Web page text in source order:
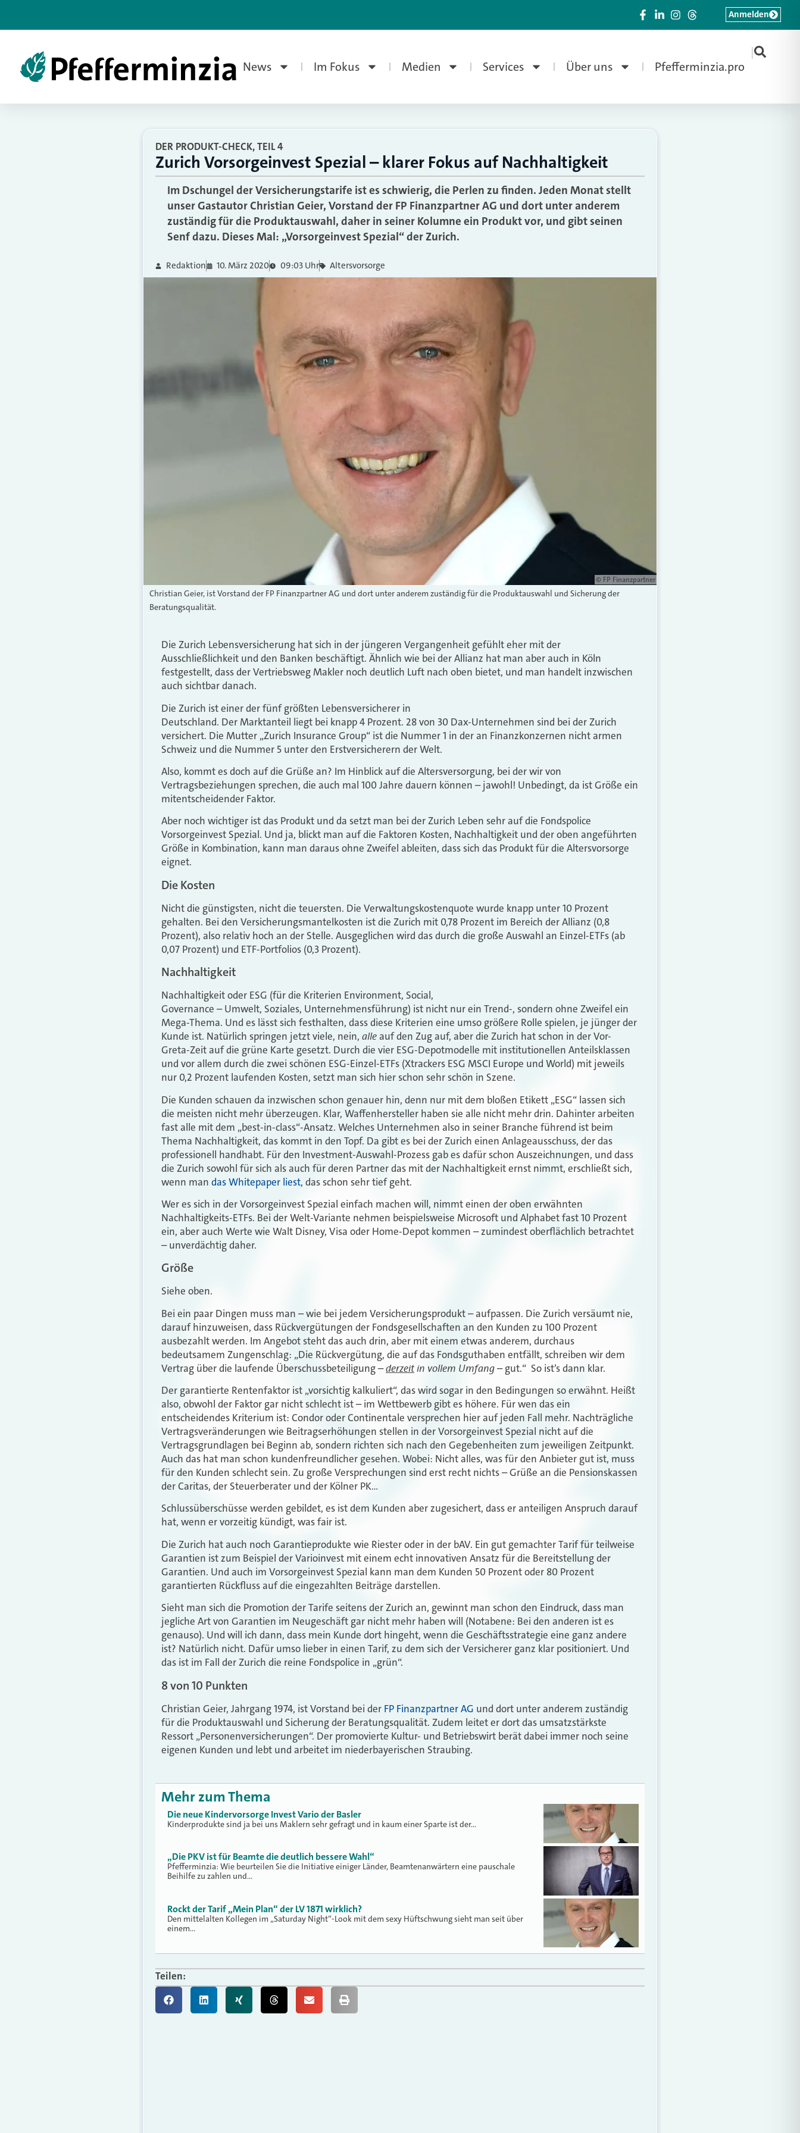
News Im Fokus Medien Services Über uns Pfefferminzia.pro
|
Anmelden
DER PRODUKT-CHECK, TEIL 4
Zurich Vorsorgeinvest Spezial – klarer Fokus auf Nachhaltigkeit
Im Dschungel der Versicherungstarife ist es schwierig, die Perlen zu finden. Jeden Monat stellt
unser Gastautor Christian Geier, Vorstand der FP Finanzpartner AG und dort unter anderem
zuständig für die Produktauswahl, daher in seiner Kolumne ein Produkt vor, und gibt seinen
Senf dazu. Dieses Mal: „Vorsorgeinvest Spezial“ der Zurich.
Redaktion 10. März 2020 09:03 Uhr Altersvorsorge
© FP Finanzpartner
Christian Geier, ist Vorstand der FP Finanzpartner AG und dort unter anderem zuständig für die Produktauswahl und Sicherung der
Beratungsqualität.
Die Zurich Lebensversicherung hat sich in der jüngeren Vergangenheit gefühlt eher mit der
Ausschließlichkeit und den Banken beschäftigt. Ähnlich wie bei der Allianz hat man aber auch in Köln
festgestellt, dass der Vertriebsweg Makler noch deutlich Luft nach oben bietet, und man handelt inzwischen
auch sichtbar danach.
Die Zurich ist einer der fünf größten Lebensversicherer in
Deutschland. Der Marktanteil liegt bei knapp 4 Prozent. 28 von 30 Dax-Unternehmen sind bei der Zurich
versichert. Die Mutter „Zurich Insurance Group“ ist die Nummer 1 in der an Finanzkonzernen nicht armen
Schweiz und die Nummer 5 unter den Erstversicherern der Welt.
Also, kommt es doch auf die Grüße an? Im Hinblick auf die Altersversorgung, bei der wir von
Vertragsbeziehungen sprechen, die auch mal 100 Jahre dauern können – jawohl! Unbedingt, da ist Größe ein
mitentscheidender Faktor.
Aber noch wichtiger ist das Produkt und da setzt man bei der Zurich Leben sehr auf die Fondspolice
Vorsorgeinvest Spezial. Und ja, blickt man auf die Faktoren Kosten, Nachhaltigkeit und der oben angeführten
Größe in Kombination, kann man daraus ohne Zweifel ableiten, dass sich das Produkt für die Altersvorsorge
eignet.
Die Kosten
Nicht die günstigsten, nicht die teuersten. Die Verwaltungskostenquote wurde knapp unter 10 Prozent
gehalten. Bei den Versicherungsmantelkosten ist die Zurich mit 0,78 Prozent im Bereich der Allianz (0,8
Prozent), also relativ hoch an der Stelle. Ausgeglichen wird das durch die große Auswahl an Einzel-ETFs (ab
0,07 Prozent) und ETF-Portfolios (0,3 Prozent).
Nachhaltigkeit
Nachhaltigkeit oder ESG (für die Kriterien Environment, Social,
Governance – Umwelt, Soziales, Unternehmensführung) ist nicht nur ein Trend-, sondern ohne Zweifel ein
Mega-Thema. Und es lässt sich festhalten, dass diese Kriterien eine umso größere Rolle spielen, je jünger der
Kunde ist. Natürlich springen jetzt viele, nein, alleauf den Zug auf, aber die Zurich hat schon in der Vor-
Greta-Zeit auf die grüne Karte gesetzt. Durch die vier ESG-Depotmodelle mit institutionellen Anteilsklassen
und vor allem durch die zwei schönen ESG-Einzel-ETFs (Xtrackers ESG MSCI Europe und World) mit jeweils
nur 0,2 Prozent laufenden Kosten, setzt man sich hier schon sehr schön in Szene.
Die Kunden schauen da inzwischen schon genauer hin, denn nur mit dem bloßen Etikett „ESG“ lassen sich
die meisten nicht mehr überzeugen. Klar, Waffenhersteller haben sie alle nicht mehr drin. Dahinter arbeiten
fast alle mit dem „best-in-class“-Ansatz. Welches Unternehmen also in seiner Branche führend ist beim
Thema Nachhaltigkeit, das kommt in den Topf. Da gibt es bei der Zurich einen Anlageausschuss, der das
professionell handhabt. Für den Investment-Auswahl-Prozess gab es dafür schon Auszeichnungen, und dass
die Zurich sowohl für sich als auch für deren Partner das mit der Nachhaltigkeit ernst nimmt, erschließt sich,
wenn man das Whitepaper liest, das schon sehr tief geht.
Wer es sich in der Vorsorgeinvest Spezial einfach machen will, nimmt einen der oben erwähnten
Nachhaltigkeits-ETFs. Bei der Welt-Variante nehmen beispielsweise Microsoft und Alphabet fast 10 Prozent
ein, aber auch Werte wie Walt Disney, Visa oder Home-Depot kommen – zumindest oberflächlich betrachtet
– unverdächtig daher.
Größe
Siehe oben.
Bei ein paar Dingen muss man – wie bei jedem Versicherungsprodukt – aufpassen. Die Zurich versäumt nie,
darauf hinzuweisen, dass Rückvergütungen der Fondsgesellschaften an den Kunden zu 100 Prozent
ausbezahlt werden. Im Angebot steht das auch drin, aber mit einem etwas anderem, durchaus
bedeutsamem Zungenschlag: „Die Rückvergütung, die auf das Fondsguthaben entfällt, schreiben wir dem
Vertrag über die laufende Überschussbeteiligung –derzeitin vollem Umfang– gut.“ So ist’s dann klar.
Der garantierte Rentenfaktor ist „vorsichtig kalkuliert“, das wird sogar in den Bedingungen so erwähnt. Heißt
also, obwohl der Faktor gar nicht schlecht ist – im Wettbewerb gibt es höhere. Für wen das ein
entscheidendes Kriterium ist: Condor oder Continentale versprechen hier auf jeden Fall mehr. Nachträgliche
Vertragsveränderungen wie Beitragserhöhungen stellen in der Vorsorgeinvest Spezial nicht auf die
Vertragsgrundlagen bei Beginn ab, sondern richten sich nach den Gegebenheiten zum jeweiligen Zeitpunkt.
Auch das hat man schon kundenfreundlicher gesehen. Wobei: Nicht alles, was für den Anbieter gut ist, muss
für den Kunden schlecht sein. Zu große Versprechungen sind erst recht nichts – Grüße an die Pensionskassen
der Caritas, der Steuerberater und der Kölner PK…
Schlussüberschüsse werden gebildet, es ist dem Kunden aber zugesichert, dass er anteiligen Anspruch darauf
hat, wenn er vorzeitig kündigt, was fair ist.
Die Zurich hat auch noch Garantieprodukte wie Riester oder in der bAV. Ein gut gemachter Tarif für teilweise
Garantien ist zum Beispiel der Varioinvest mit einem echt innovativen Ansatz für die Bereitstellung der
Garantien. Und auch im Vorsorgeinvest Spezial kann man dem Kunden 50 Prozent oder 80 Prozent
garantierten Rückfluss auf die eingezahlten Beiträge darstellen.
Sieht man sich die Promotion der Tarife seitens der Zurich an, gewinnt man schon den Eindruck, dass man
jegliche Art von Garantien im Neugeschäft gar nicht mehr haben will (Notabene: Bei den anderen ist es
genauso). Und will ich dann, dass mein Kunde dort hingeht, wenn die Geschäftsstrategie eine ganz andere
ist? Natürlich nicht. Dafür umso lieber in einen Tarif, zu dem sich der Versicherer ganz klar positioniert. Und
das ist im Fall der Zurich die reine Fondspolice in „grün“.
8 von 10 Punkten
Christian Geier, Jahrgang 1974, ist Vorstand bei der FP Finanzpartner AG und dort unter anderem zuständig
für die Produktauswahl und Sicherung der Beratungsqualität. Zudem leitet er dort das umsatzstärkste
Ressort „Personenversicherungen“. Der promovierte Kultur- und Betriebswirt berät dabei immer noch seine
eigenen Kunden und lebt und arbeitet im niederbayerischen Straubing.
Mehr zum Thema
Die neue Kindervorsorge Invest Vario der Basler
Kinderprodukte sind ja bei uns Maklern sehr gefragt und in kaum einer Sparte ist der…
„Die PKV ist für Beamte die deutlich bessere Wahl“
Pfefferminzia: Wie beurteilen Sie die Initiative einiger Länder, Beamtenanwärtern eine pauschale
Beihilfe zu zahlen und…
Rockt der Tarif „Mein Plan“ der LV 1871 wirklich?
Den mittelalten Kollegen im „Saturday Night“-Look mit dem sexy Hüftschwung sieht man seit über
einem…
Teilen: